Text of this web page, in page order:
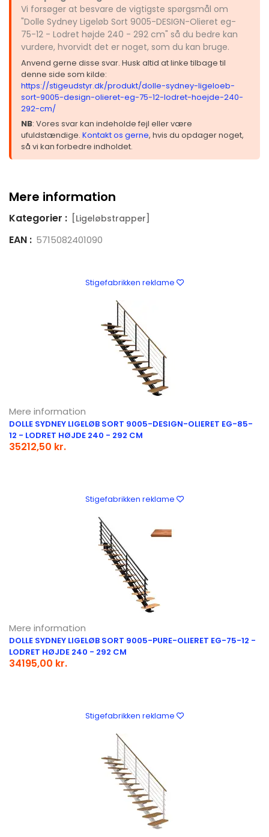
Vi forsøger at besvare de vigtigste spørgsmål om
"Dolle Sydney Ligeløb Sort 9005-DESIGN-Olieret eg-
75-12 - Lodret højde 240 - 292 cm" så du bedre kan
vurdere, hvorvidt det er noget, som du kan bruge.
Anvend gerne disse svar. Husk altid at linke tilbage til
denne side som kilde:
https://stigeudstyr.dk/produkt/dolle-sydney-ligeloeb-
sort-9005-design-olieret-eg-75-12-lodret-hoejde-240-
292-cm/
NB: Vores svar kan indeholde fejl eller være
ufuldstændige. Kontakt os gerne, hvis du opdager noget,
så vi kan forbedre indholdet.
Mere information
Kategorier : [Ligeløbstrapper]
EAN : 5715082401090
Stigefabrikken reklame
Mere information
DOLLE SYDNEY LIGELØB SORT 9005-DESIGN-OLIERET EG-85-
12 - LODRET HØJDE 240 - 292 CM
35212,50 kr.
Stigefabrikken reklame
Mere information
DOLLE SYDNEY LIGELØB SORT 9005-PURE-OLIERET EG-75-12 -
LODRET HØJDE 240 - 292 CM
34195,00 kr.
Stigefabrikken reklame